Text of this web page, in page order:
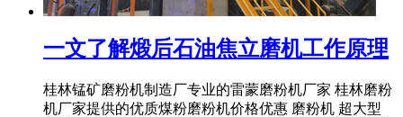
一文了解煅后石油焦立磨机工作原理
桂林锰矿磨粉机制造厂专业的雷蒙磨粉机厂家 桂林磨粉
机厂家提供的优质煤粉磨粉机价格优惠 磨粉机 超大型